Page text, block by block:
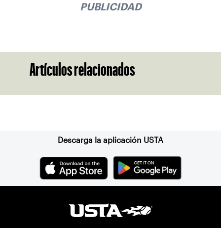
PUBLICIDAD
Artículos relacionados
Descarga la aplicación USTA